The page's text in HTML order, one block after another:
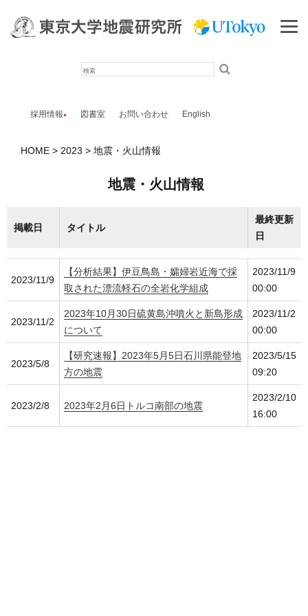
採用情報 図書室 お問い合わせ English
HOME 2023 地震・火山情報
地震・火山情報
掲載日 タイトル
最終更新
日
2023/11/9
【分析結果】伊豆鳥島・孀婦岩近海で採
取された漂流軽石の全岩化学組成
2023/11/9
00:00
2023/11/2
2023年10月30日硫黄島沖噴火と新島形成
について
2023/11/2
00:00
2023/5/8
【研究速報】2023年5月5日石川県能登地
方の地震
2023/5/15
09:20
2023/2/8 2023年2月6日トルコ南部の地震
2023/2/10
16:00